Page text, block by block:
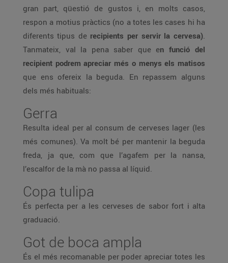
gran part, qüestió de gustos i, en molts casos,
respon a motius pràctics (no a totes les cases hi ha
diferents tipus de recipients per servir la cervesa).
Tanmateix, val la pena saber que en funció del
recipient podrem apreciar més o menys els matisos
que ens ofereix la beguda. En repassem alguns
dels més habituals:
Gerra
Resulta ideal per al consum de cerveses lager (les
més comunes). Va molt bé per mantenir la beguda
freda, ja que, com que l’agafem per la nansa,
l’escalfor de la mà no passa al líquid.
Copa tulipa
És perfecta per a les cerveses de sabor fort i alta
graduació.
Got de boca ampla
És el més recomanable per poder apreciar totes les